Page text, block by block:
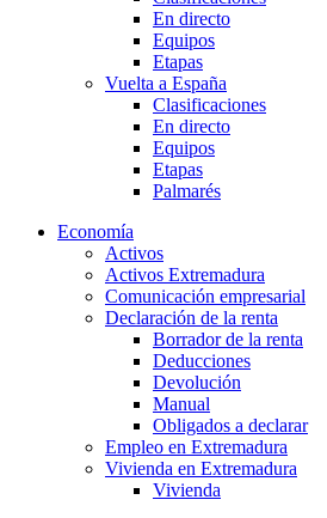
En directo
Equipos
Etapas
Vuelta a España
Clasificaciones
En directo
Equipos
Etapas
Palmarés
Economía
Activos
Activos Extremadura
Comunicación empresarial
Declaración de la renta
Borrador de la renta
Deducciones
Devolución
Manual
Obligados a declarar
Empleo en Extremadura
Vivienda en Extremadura
Vivienda